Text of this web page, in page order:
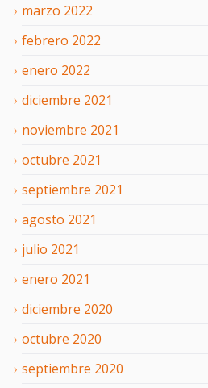
marzo 2022
febrero 2022
enero 2022
diciembre 2021
noviembre 2021
octubre 2021
septiembre 2021
agosto 2021
julio 2021
enero 2021
diciembre 2020
octubre 2020
septiembre 2020